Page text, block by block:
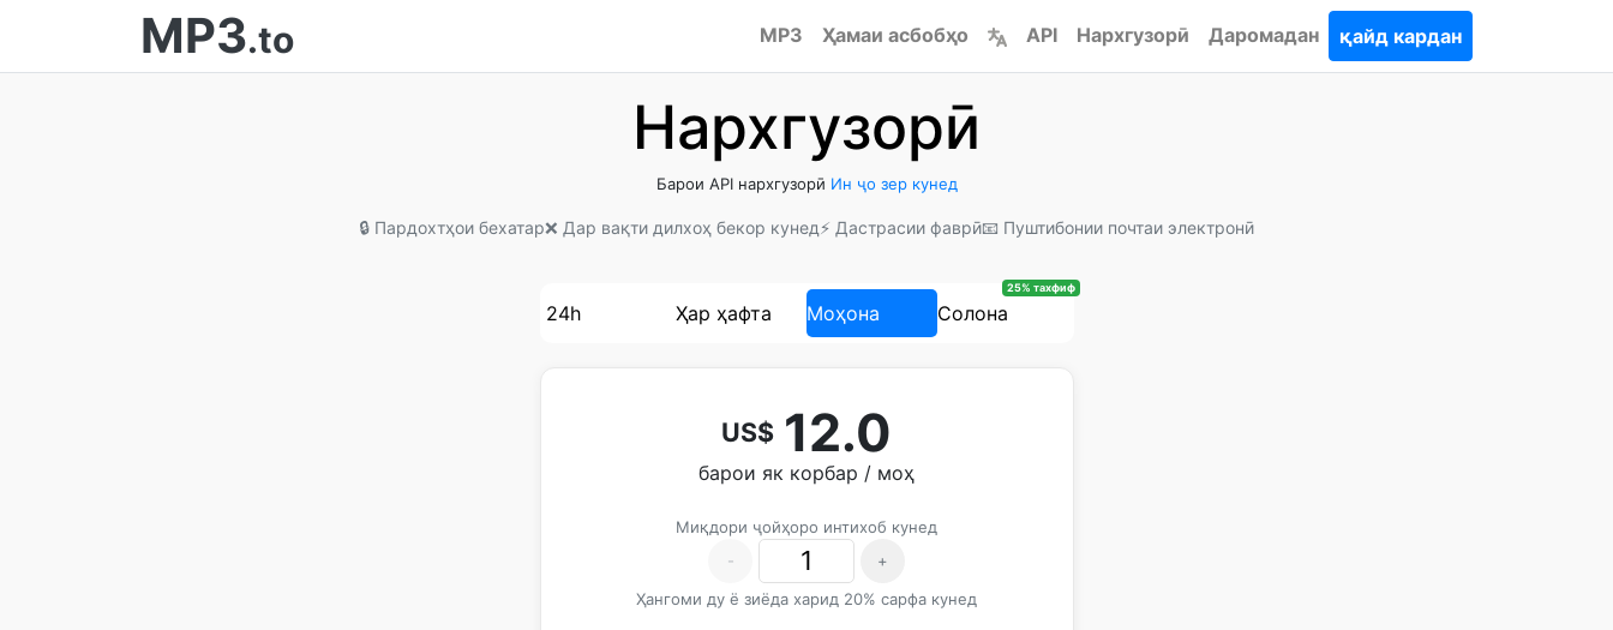
MP3.to MP3 Ҳамаи асбобҳо API Нархгузорӣ Даромадан қайд кардан
Нархгузорӣ
Барои API нархгузорӣ Ин ҷо зер кунед
🔒 Пардохтҳои бехатар❌ Дар вақти дилхоҳ бекор кунед ⚡ Дастрасии фаврӣ📧 Пуштибонии почтаи электронӣ
24h Ҳар ҳафта Моҳона Солона
25% тахфиф
US$ 12.0
барои як корбар / моҳ
Миқдори ҷойҳоро интихоб кунед
-
+
Ҳангоми ду ё зиёда харид 20% сарфа кунед